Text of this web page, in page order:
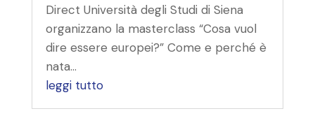
Direct Università degli Studi di Siena
organizzano la masterclass “Cosa vuol
dire essere europei?” Come e perché è
nata...
leggi tutto